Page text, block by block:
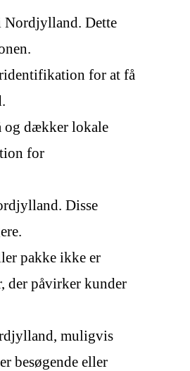
Dette
for at få
og dækker lokale
for
Disse
pakke ikke er
der påvirker kunder
muligvis
besøgende eller